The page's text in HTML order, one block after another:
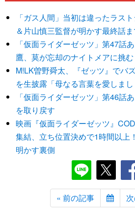
「ガス人間」当初は違ったラス
＆片山慎三監督が明かす最終話
「仮面ライダーゼッツ」第47
鷹、莫が忘却のナイトメアに挑む
M!LK曽野舜太、『ゼッツ』でバ
を生披露「母なる言葉を愛しまし
「仮面ライダーゼッツ」第46
を取り戻す
映画『仮面ライダーゼッツ』
集結、立ち位置決めで1時間以上
明かす裏側
« 前の記事